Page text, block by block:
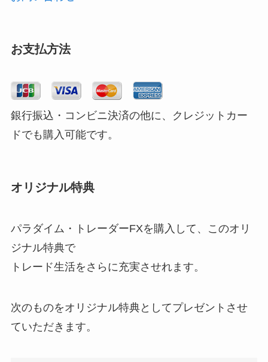
お支払方法
銀行振込・コンビニ決済の他に、クレジットカー
ドでも購入可能です。
オリジナル特典
パラダイム・トレーダーFXを購入して、このオリ
ジナル特典で
トレード生活をさらに充実させれます。
次のものをオリジナル特典としてプレゼントさせ
ていただきます。